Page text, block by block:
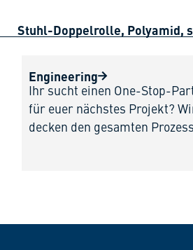
Stuhl-Doppelrolle, Polyamid,
Engineering
Ihr sucht einen One-Stop-
für euer nächstes Projekt?
decken den gesamten